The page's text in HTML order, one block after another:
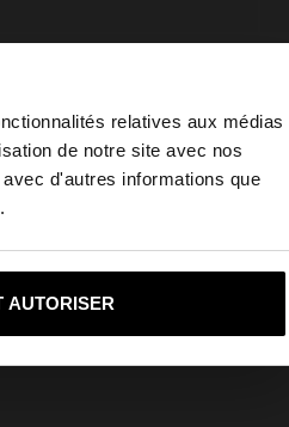
relatives aux médias
de notre site avec nos
d'autres informations que
AUTORISER
×
States?
moi vers United States